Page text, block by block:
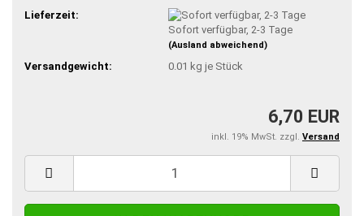
Lieferzeit:
Sofort verfügbar, 2-3 Tage
(Ausland abweichend)
Versandgewicht: 0.01 kg je Stück
6,70 EUR
inkl. 19% MwSt. zzgl. Versand